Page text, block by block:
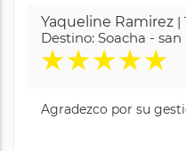
Yaqueline Ramirez |
Destino: Soacha -
★★★★★
Agradezco por su